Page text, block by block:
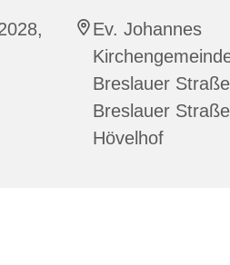
Ev. Johannes
Breslauer
Breslauer
Hövelhof